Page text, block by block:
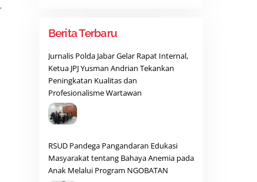
,
Berita Terbaru
Jurnalis Polda Jabar Gelar Rapat Internal,
Ketua JPJ Yusman Andrian Tekankan
Peningkatan Kualitas dan
Profesionalisme Wartawan
RSUD Pandega Pangandaran Edukasi
Masyarakat tentang Bahaya Anemia pada
Anak Melalui Program NGOBATAN